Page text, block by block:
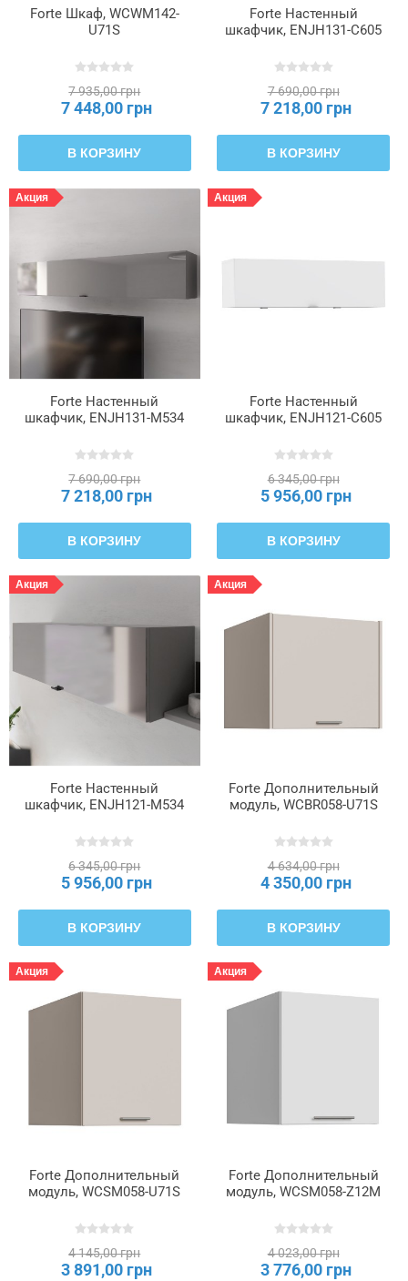
Цвет
Цвет
стекла
Цвет
товара
Forte Шкаф, WCWM142-
U71S
7 935,00 грн
7 448,00 грн
В КОРЗИНУ
Forte Настенный
шкафчик, ENJH131-C605
7 690,00 грн
7 218,00 грн
В КОРЗИНУ
Акция
Forte Настенный
шкафчик, ENJH131-M534
7 690,00 грн
7 218,00 грн
В КОРЗИНУ
Акция
Forte Настенный
шкафчик, ENJH121-C605
6 345,00 грн
5 956,00 грн
В КОРЗИНУ
Акция
Forte Настенный
шкафчик, ENJH121-M534
6 345,00 грн
5 956,00 грн
В КОРЗИНУ
Акция
Forte Дополнительный
модуль, WCBR058-U71S
4 634,00 грн
4 350,00 грн
В КОРЗИНУ
Акция
Forte Дополнительный
модуль, WCSM058-U71S
4 145,00 грн
3 891,00 грн
Акция
Forte Дополнительный
модуль, WCSM058-Z12M
4 023,00 грн
3 776,00 грн